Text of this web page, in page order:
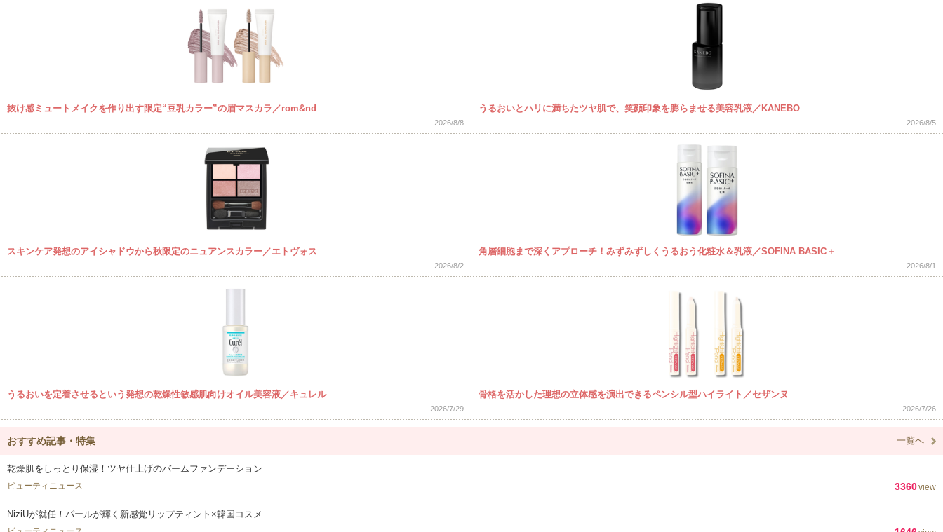
抜け感ミュートメイクを作り出す限定“豆乳カラー”の眉マスカラ／rom&nd
2026/8/8
うるおいとハリに満ちたツヤ肌で、笑顔印象を膨らませる美容乳液／KANEBO
2026/8/5
スキンケア発想のアイシャドウから秋限定のニュアンスカラー／エトヴォス
2026/8/2
角層細胞まで深くアプローチ！みずみずしくうるおう化粧水＆乳液／SOFINA BASIC＋
2026/8/1
うるおいを定着させるという発想の乾燥性敏感肌向けオイル美容液／キュレル
2026/7/29
骨格を活かした理想の立体感を演出できるペンシル型ハイライト／セザンヌ
2026/7/26
おすすめ記事・特集 一覧へ
乾燥肌をしっとり保湿！ツヤ仕上げのバームファンデーション
ビューティニュース 3360view
NiziUが就任！パールが輝く新感覚リップティント×韓国コスメ